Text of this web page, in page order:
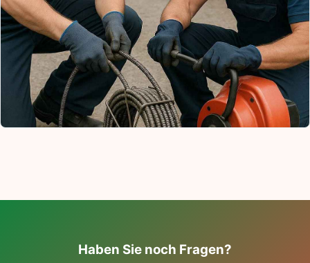
Haben Sie noch Fragen?